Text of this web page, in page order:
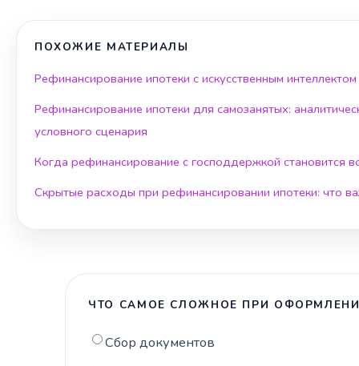
ПОХОЖИЕ МАТЕРИАЛЫ
Рефинансирование ипотеки с искусственным интеллектом
Рефинансирование ипотеки для самозанятых:
условного сценария
Когда рефинансирование с господдержкой становится
Скрытые расходы при рефинансировании ипотеки: что
ЧТО САМОЕ СЛОЖНОЕ ПРИ
Сбор документов